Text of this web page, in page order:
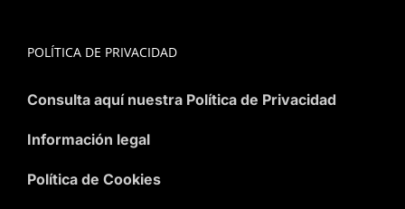
POLÍTICA DE PRIVACIDAD
Consulta aquí nuestra Política de Privacidad
Información legal
Política de Cookies